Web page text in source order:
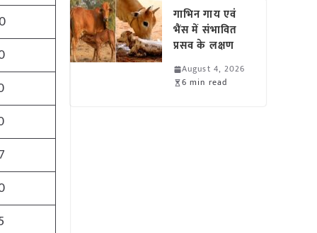
गाभिन गाय एवं
भैंस में संभावित
प्रसव के लक्षण
August 4, 2026
6 min read